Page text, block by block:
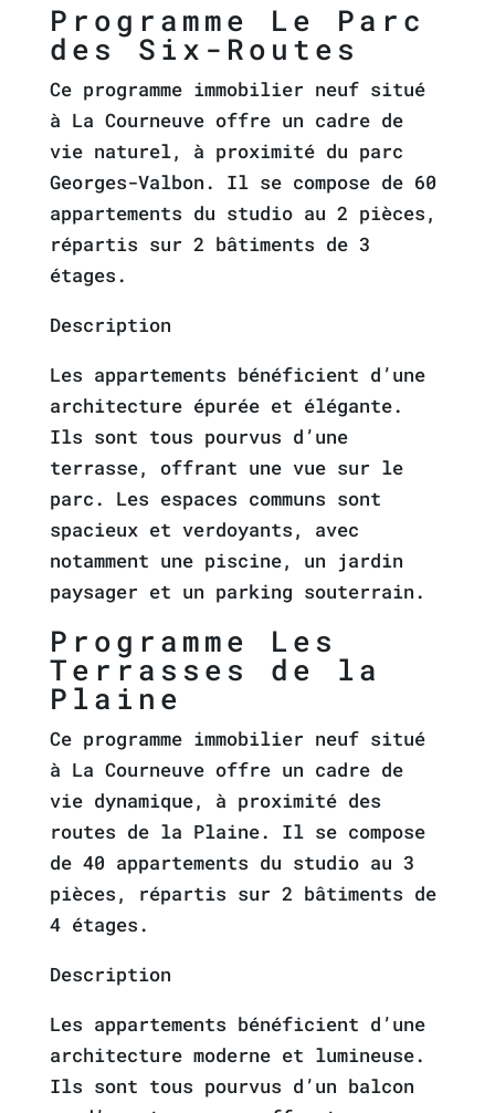
Programme Le Parc
des Six-Routes
Ce programme immobilier neuf situé
à La Courneuve offre un cadre de
vie naturel, à proximité du parc
Georges-Valbon. Il se compose de 60
appartements du studio au 2 pièces,
répartis sur 2 bâtiments de 3
étages.
Description
Les appartements bénéficient d’une
architecture épurée et élégante.
Ils sont tous pourvus d’une
terrasse, offrant une vue sur le
parc. Les espaces communs sont
spacieux et verdoyants, avec
notamment une piscine, un jardin
paysager et un parking souterrain.
Programme Les
Terrasses de la
Plaine
Ce programme immobilier neuf situé
à La Courneuve offre un cadre de
vie dynamique, à proximité des
routes de la Plaine. Il se compose
de 40 appartements du studio au 3
pièces, répartis sur 2 bâtiments de
4 étages.
Description
Les appartements bénéficient d’une
architecture moderne et lumineuse.
Ils sont tous pourvus d’un balcon